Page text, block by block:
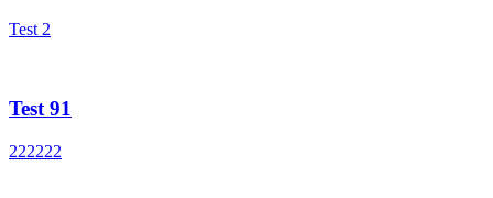
Test 2
Test 91
222222